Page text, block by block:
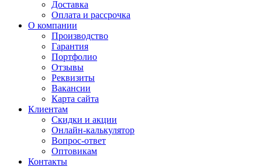
Доставка
Оплата и рассрочка
О компании
Производство
Гарантия
Портфолио
Отзывы
Реквизиты
Вакансии
Карта сайта
Клиентам
Скидки и акции
Онлайн-калькулятор
Вопрос-ответ
Оптовикам
Контакты